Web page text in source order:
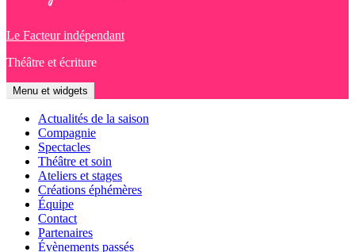
Le Facteur indépendant
Théâtre et écriture
Menu et widgets
Actualités de la saison
Compagnie
Spectacles
Théâtre et soin
Ateliers et stages
Créations éphémères
Équipe
Contact
Partenaires
Évènements passés